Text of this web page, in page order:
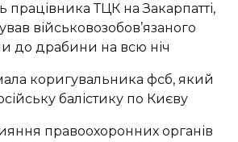
працівника ТЦК на Закарпатті,
військовозобов’язаного
до драбини на всю ніч
коригувальника фсб, який
балістику по Києву
правоохоронних органів